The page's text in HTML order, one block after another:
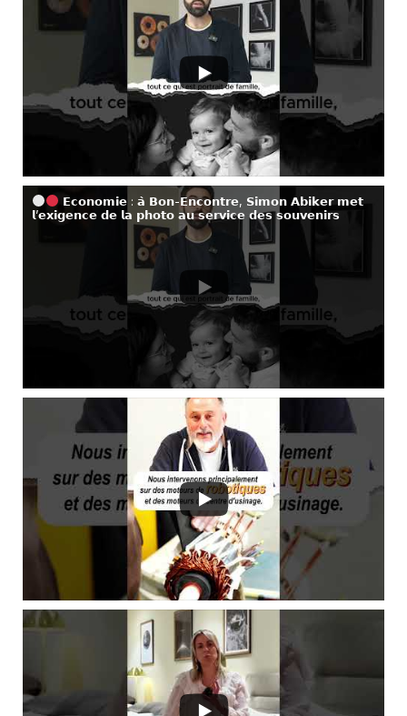
𝗘𝗰𝗼𝗻𝗼𝗺𝗶𝗲 : 𝗮̀ 𝗕𝗼𝗻-𝗘𝗻𝗰𝗼𝗻𝘁𝗿𝗲, 𝗦𝗶𝗺𝗼𝗻 𝗔𝗯𝗶𝗸𝗲𝗿 𝗺𝗲𝘁
𝗹’𝗲𝘅𝗶𝗴𝗲𝗻𝗰𝗲 𝗱𝗲 𝗹𝗮 𝗽𝗵𝗼𝘁𝗼 𝗮𝘂 𝘀𝗲𝗿𝘃𝗶𝗰𝗲 𝗱𝗲𝘀 𝘀𝗼𝘂𝘃𝗲𝗻𝗶𝗿𝘀